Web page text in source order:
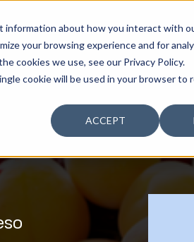
information about how you interact with
your browsing experience and for
cookies we use, see our Privacy Policy.
cookie will be used in your browser to
ACCEPT
LA COMPAÑÍA